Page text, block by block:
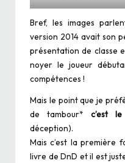
Bref, les images
version 2014 avait son
présentation de classe
noyer le joueur
compétences !
Mais le point que je
de tambour* c’est
déception).
Mais c’est la première
livre de DnD et il est